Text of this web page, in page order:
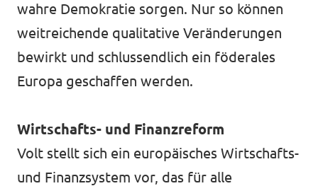
wahre Demokratie sorgen. Nur so können
weitreichende qualitative Veränderungen
bewirkt und schlussendlich ein föderales
Europa geschaffen werden.
Wirtschafts- und Finanzreform
Volt stellt sich ein europäisches Wirtschafts-
und Finanzsystem vor, das für alle